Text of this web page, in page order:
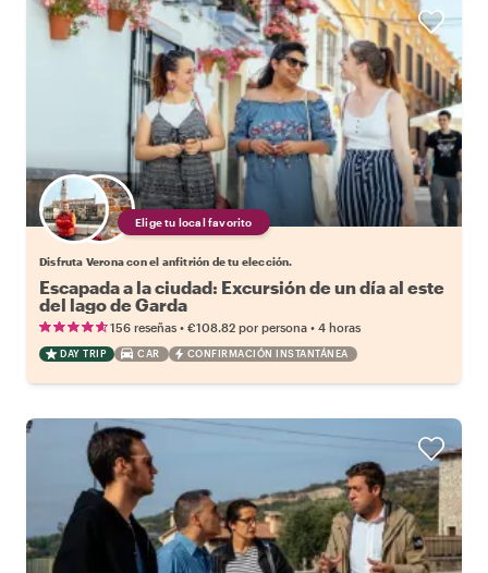
Elige tu local favorito
Disfruta Verona con el anfitrión de tu elección.
Escapada a la ciudad: Excursión de un día al este
del lago de Garda
156 reseñas • €108.82 por persona • 4 horas
DAY TRIP CAR CONFIRMACIÓN INSTANTÁNEA